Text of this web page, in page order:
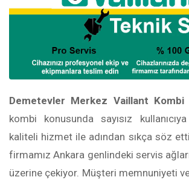
Demetevler Merkez Vaillant Kombi
kombi konusunda sayısız
kaliteli hizmet ile adından sıkça söz
firmamız Ankara genlindeki servis
üzerine çekiyor. Müşteri memnuniyeti